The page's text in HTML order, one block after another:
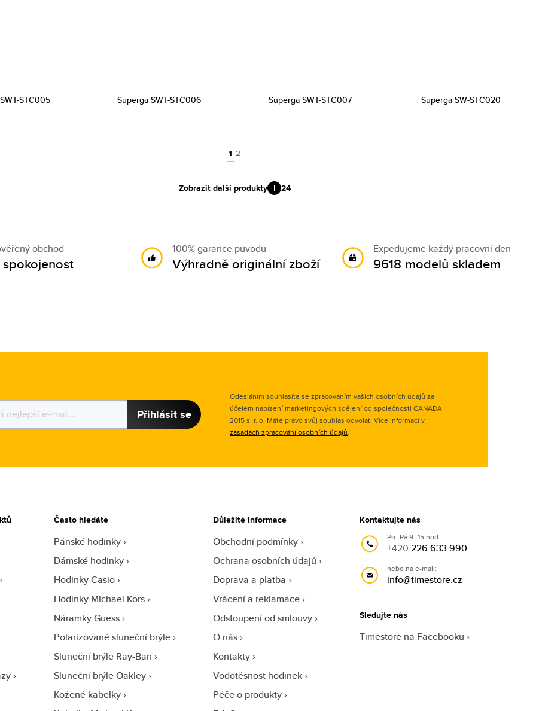
STC005 Superga SWT-STC006 Superga SWT-STC007 Superga SW-STC020
1 2
Zobrazit další produkty 24
obchod
spokojenost
100% garance původu
Výhradně originální zboží
Expedujeme každý pracovní den
9618 modelů skladem
Přihlásit se
Odesláním souhlasíte se zpracováním vašich osobních údajů za
účelem nabízení marketingových sdělení od společnosti CANADA
2015 s. r. o. Máte právo svůj souhlas odvolat. Více informací v
zásadách zpracování osobních údajů.
Často hledáte
Pánské hodinky
Dámské hodinky
Hodinky Casio
Hodinky Michael Kors
Náramky Guess
Polarizované sluneční brýle
Sluneční brýle Ray-Ban
Sluneční brýle Oakley
Kožené kabelky
Důležité informace
Obchodní podmínky
Ochrana osobních údajů
Doprava a platba
Vrácení a reklamace
Odstoupení od smlouvy
O nás
Kontakty
Vodotěsnost hodinek
Péče o produkty
Kontaktujte nás
Po–Pá 9–15 hod.
+420226 633 990
nebo na e-mail:
info@timestore.cz
Sledujte nás
Timestore na Facebooku